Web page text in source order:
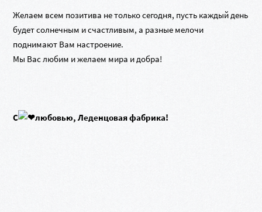
Желаем всем позитива не только сегодня, пусть каждый день
будет солнечным и счастливым, а разные мелочи
поднимают Вам настроение.
Мы Вас любим и желаем мира и добра!
С любовью, Леденцовая фабрика!